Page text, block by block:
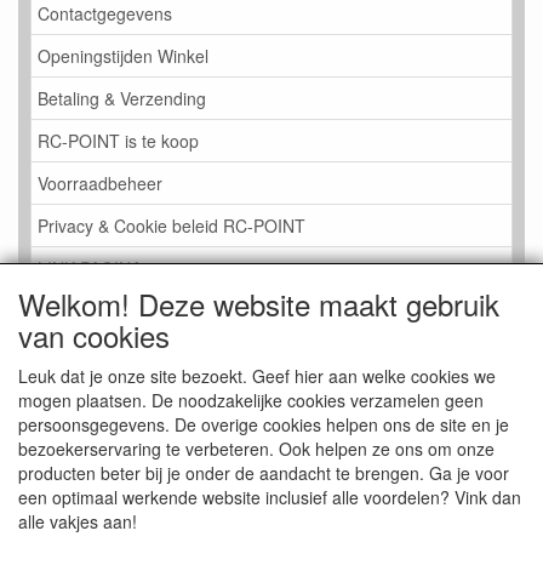
Contactgegevens
Openingstijden Winkel
Betaling & Verzending
RC-POINT is te koop
Voorraadbeheer
Privacy & Cookie beleid RC-POINT
LINK PAGINA
Gastenboek RC-POINT
Kijkje in de Winkel
Welkom! Deze website maakt gebruik
van cookies
Leuk dat je onze site bezoekt. Geef hier aan welke cookies we
mogen plaatsen. De noodzakelijke cookies verzamelen geen
persoonsgegevens. De overige cookies helpen ons de site en je
bezoekerservaring te verbeteren. Ook helpen ze ons om onze
producten beter bij je onder de aandacht te brengen. Ga je voor
een optimaal werkende website inclusief alle voordelen? Vink dan
alle vakjes aan!